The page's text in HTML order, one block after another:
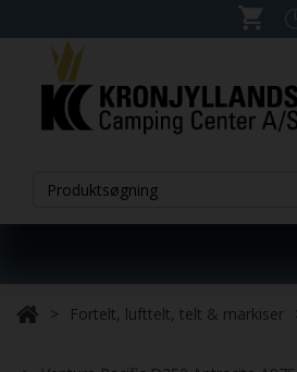
Fortelt, lufttelt, telt & markiser